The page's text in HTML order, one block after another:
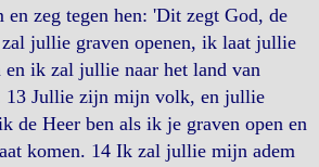
en zeg tegen hen: 'Dit zegt God, de
jullie graven openen, ik laat jullie
ik zal jullie naar het land van
13 Jullie zijn mijn volk, en jullie
de Heer ben als ik je graven open en
komen. 14 Ik zal jullie mijn adem